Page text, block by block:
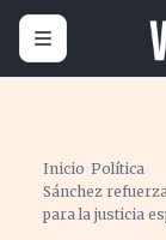
Inicio ›Política›
Sánchez
para la justicia